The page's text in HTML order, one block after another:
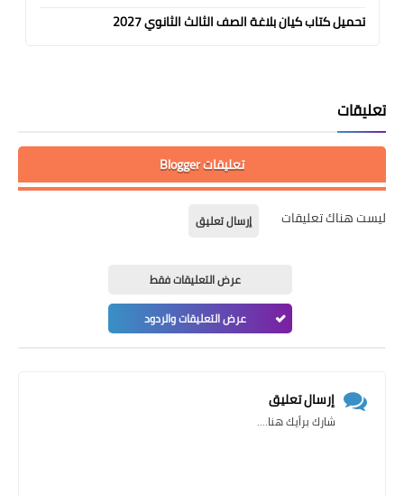
تحميل كتاب كيان بلاغة الصف الثالث الثانوي 2027
تعليقات
تعليقات Blogger
ليست هناك تعليقات إرسال تعليق
عرض التعليقات فقط
عرض التعليقات والردود
إرسال تعليق
شارك برأيك هنا....